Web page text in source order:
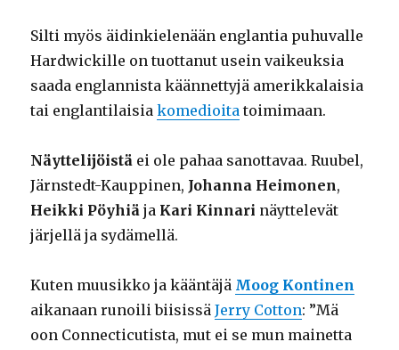
Silti myös äidinkielenään englantia puhuvalle
Hardwickille on tuottanut usein vaikeuksia
saada englannista käännettyjä amerikkalaisia
tai englantilaisiakomedioita toimimaan.
Näyttelijöistä ei ole pahaa sanottavaa. Ruubel,
Järnstedt-Kauppinen, Johanna Heimonen,
Heikki Pöyhiäja Kari Kinnari näyttelevät
järjellä ja sydämellä.
Kuten muusikko ja kääntäjä Moog Kontinen
aikanaan runoili biisissäJerry Cotton: ”Mä
oon Connecticutista, mut ei se mun mainetta